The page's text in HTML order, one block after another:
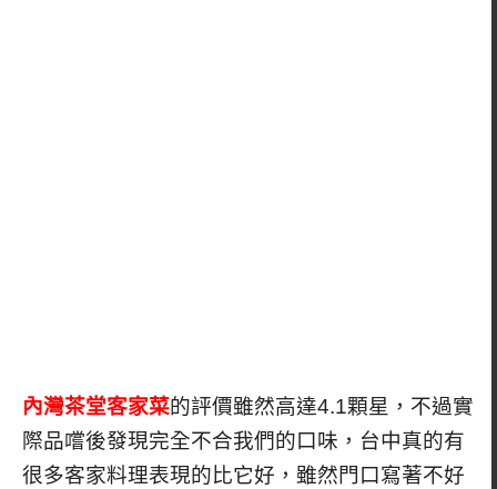
內灣茶堂客家菜的評價雖然高達4.1顆星，不過實
際品嚐後發現完全不合我們的口味，台中真的有
很多客家料理表現的比它好，雖然門口寫著不好